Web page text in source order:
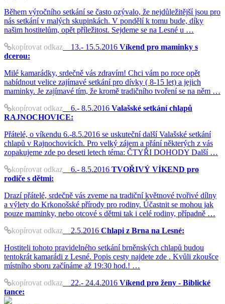
Během výročního setkání se často ozývalo, že nejdůležitější jsou pro
nás setkání v malých skupinkách. V pondělí k tomu bude, díky
našim hostitelům, opět příležitost. Sejdeme se na Lesné u …
kopírovat odkaz 13.- 15.5.2016 Víkend pro maminky s
dcerou:
Milé kamarádky, srdečně vás zdravím! Chci vám po roce opět
nabídnout velice zajímavé setkání pro dívky ( 8-15 let) a jejich
maminky. Je zajímavé tím, že kromě tradičního tvoření se na něm …
kopírovat odkaz 6.- 8.5.2016 Valašské setkání chlapů
RAJNOCHOVICE:
Přátelé, o víkendu 6.-8.5.2016 se uskuteční další Valašské setkání
chlapů v Rajnochovicích. Pro velký zájem a přání některých z vás
zopakujeme zde po deseti letech téma: ČTYŘI DOHODY Další …
kopírovat odkaz 6.- 8.5.2016 TVOŘIVÝ VÍKEND pro
rodiče s dětmi:
Drazí přátelé, srdečně vás zveme na tradiční květnové tvořivé dílny
a výlety do Krkonošské přírody pro rodiny. Účastnit se mohou jak
pouze maminky, nebo otcové s dětmi tak i celé rodiny, případně …
kopírovat odkaz 2.5.2016 Chlapi z Brna na Lesné:
Hostiteli tohoto pravidelného setkání brněnských chlapů budou
tentokrát kamarádi z Lesné. Popis cesty najdete zde . Kvůli zkoušce
místního sboru začínáme až 19:30 hod.! …
kopírovat odkaz 22.- 24.4.2016 Víkend pro ženy - Biblické
tance: